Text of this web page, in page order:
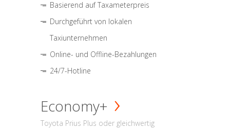
Basierend auf Taxameterpreis
Durchgeführt von lokalen
Taxiunternehmen
Online- und Offline-Bezahlungen
24/7-Hotline
Economy+
Toyota Prius Plus oder gleichwertig